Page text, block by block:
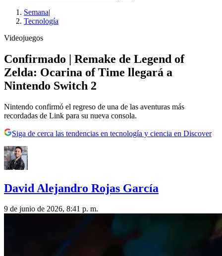
Semana|
Tecnología
Videojuegos
Confirmado | Remake de Legend of
Zelda: Ocarina of Time llegará a
Nintendo Switch 2
Nintendo confirmó el regreso de una de las aventuras más
recordadas de Link para su nueva consola.
Siga de cerca las tendencias en tecnología y ciencia en Discover
David Alejandro Rojas García
9 de junio de 2026, 8:41 p. m.